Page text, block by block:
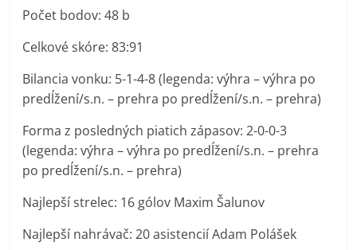
Počet bodov: 48 b
Celkové skóre: 83:91
Bilancia vonku: 5-1-4-8 (legenda: výhra – výhra po
predĺžení/s.n. – prehra po predĺžení/s.n. – prehra)
Forma z posledných piatich zápasov: 2-0-0-3
(legenda: výhra – výhra po predĺžení/s.n. – prehra
po predĺžení/s.n. – prehra)
Najlepší strelec: 16 gólov Maxim Šalunov
Najlepší nahrávač: 20 asistencií Adam Polášek